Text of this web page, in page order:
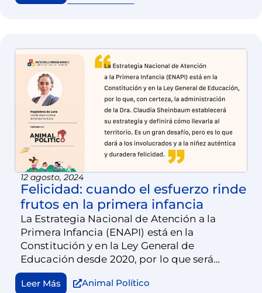
12 agosto, 2024
Felicidad: cuando el esfuerzo rinde
frutos en la primera infancia
La Estrategia Nacional de Atención a la
Primera Infancia (ENAPI) está en la
Constitución y en la Ley General de
Educación desde 2020, por lo que será
obligado para la administración de
Sheinbaum establecer su estrategia y definir
Leer Más Animal Político